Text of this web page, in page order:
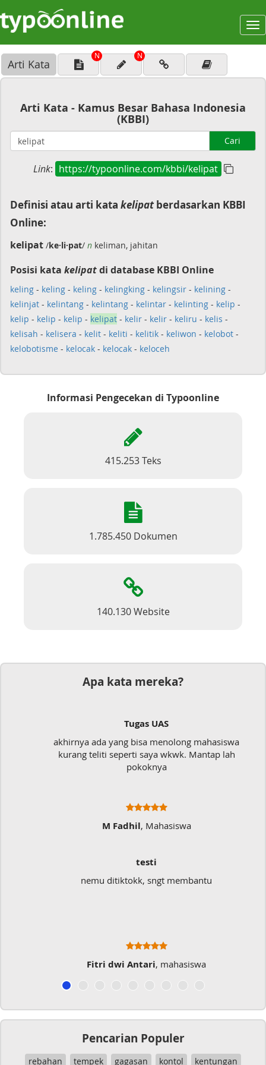
Arti Kata
N N
Arti Kata - Kamus Besar Bahasa Indonesia
(KBBI)
Cari
Link: https://typoonline.com/kbbi/kelipat
Definisi atau arti kata kelipatberdasarkan KBBI
Online:
kelipat /ke·li·pat/ n keliman, jahitan
Posisi kata kelipatdi database KBBI Online
keling - keling - keling - kelingking - kelingsir - kelining -
kelinjat - kelintang - kelintang - kelintar - kelinting - kelip -
kelip - kelip - kelip - kelipat - kelir - kelir - keliru - kelis -
kelisah - kelisera - kelit - keliti - kelitik - keliwon - kelobot -
kelobotisme - kelocak - kelocak - keloceh
Informasi Pengecekan di Typoonline
415.253 Teks
1.785.450 Dokumen
140.130 Website
Apa kata mereka?
Tugas UAS
akhirnya ada yang bisa menolong mahasiswa
kurang teliti seperti saya wkwk. Mantap lah
pokoknya
M Fadhil, Mahasiswa
testi
nemu ditiktokk, sngt membantu
Fitri dwi Antari, mahasiswa
Pencarian Populer
rebahan tempek gagasan kontol kentungan